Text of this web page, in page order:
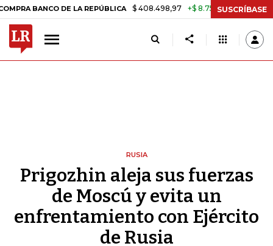
DE LA REPÚBLICA $ 408.498,97 +$ 8.753,81 +2,19% TASA DE
SUSCRÍBASE
RUSIA
Prigozhin aleja sus fuerzas
de Moscú y evita un
enfrentamiento con Ejército
de Rusia